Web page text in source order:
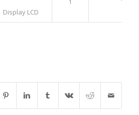
Display LCD